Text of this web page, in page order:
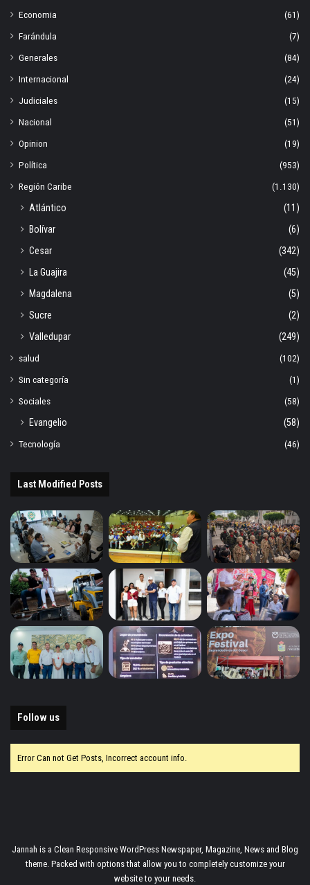
Economia
(61)
Farándula
(7)
Generales
(84)
Internacional
(24)
Judiciales
(15)
Nacional
(51)
Opinion
(19)
Política
(953)
Región Caribe
(1.130)
Atlántico
(11)
Bolívar
(6)
Cesar
(342)
La Guajira
(45)
Magdalena
(5)
Sucre
(2)
Valledupar
(249)
salud
(102)
Sin categoría
(1)
Sociales
(58)
Evangelio
(58)
Tecnología
(46)
Last Modified Posts
Follow us
Error Can not Get Posts, Incorrect account info.
Jannah is a Clean Responsive WordPress Newspaper, Magazine, News and Blog
theme. Packed with options that allow you to completely customize your
website to your needs.